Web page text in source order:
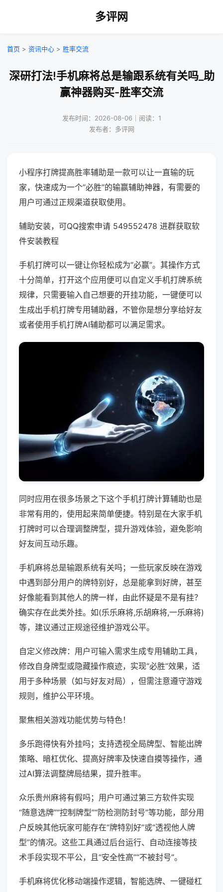
多评网
首页 > 资讯中心 > 胜率交流
深研打法!手机麻将总是输跟系统有关吗_助
赢神器购买-胜率交流
发布时间：2026-08-06｜阅读：1
发布者：多评网
小程序打牌提高胜率辅助是一款可以让一直输的玩
家，快速成为一个“必胜”的输赢辅助神器，有需要的
用户可通过正规渠道获取使用。
辅助安装，可QQ搜索申请 549552478 进群获取软
件安装教程
手机打牌可以一键让你轻松成为“必赢”。其操作方式
十分简单，打开这个应用便可以自定义手机打牌系统
规律，只需要输入自己想要的开挂功能，一键便可以
生成出手机打牌专用辅助器，不管你是想分享给好友
或者使用手机打牌AI辅助都可以满足需求。
同时应用在很多场景之下这个手机打牌计算辅助也是
非常有用的，使用起来简单便捷。特别是在大家手机
打牌时可以合理调整牌型，提升游戏体验，避免影响
好友间互动乐趣。
手机麻将总是输跟系统有关吗；一些玩家反映在游戏
中遇到部分用户的牌特别好，总是能拿到好牌，甚至
好像能看到其他人的牌一样，由此怀疑是不是有挂？
确实存在此类外挂。如(乐乐麻将,乐胡麻将,一乐麻将)
等，建议通过正规途径维护游戏公平。
自定义修改牌：用户可输入需求生成专用辅助工具，
修改自身牌型或隐藏操作痕迹，实现“必胜”效果，适
用于多种场景（如与好友对局），但需注意遵守游戏
规则，维护公平环境。
聚焦相关游戏功能优势与特色！
多乐跑得快有外挂吗；支持透视全局牌型、智能出牌
策略、暗杠优化、提高好牌率及快速自摸等操作，通
过AI算法调整牌局结果，提升胜率。
众乐贵州麻将有假吗；用户可通过第三方软件实现
“随意选牌”“控制牌型”“防检测防封号”等功能，部分用
户反映其他玩家可能存在“牌特别好”或“透视他人牌
型”的情况。这些工具通过后台运行、自动连接等技
术手段实现不平公，且“安全性高”“不被封号”。
手机麻将优化移动端操作逻辑，智能选牌、一键碰杠